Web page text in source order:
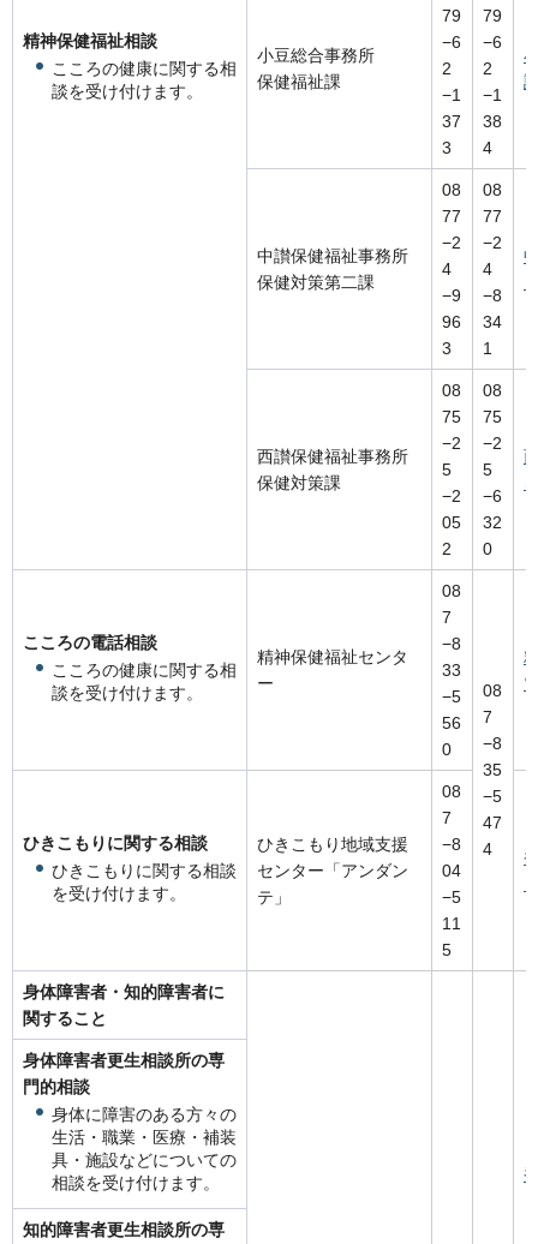
精神保健福祉相談
こころの健康に関する相
談を受け付けます。
小豆総合事務所
保健福祉課
79
−6
2
−1
37
3
79
−6
2
−1
38
4
中讃保健福祉事務所
保健対策第二課
08
77
−2
4
−9
96
3
08
77
−2
4
−8
34
1
西讃保健福祉事務所
保健対策課
08
75
−2
5
−2
05
2
08
75
−2
5
−6
32
0
こころの電話相談
こころの健康に関する相
談を受け付けます。
精神保健福祉センタ
ー
08
7
−8
33
−5
56
0
08
7
−8
35
−5
47
4
ひきこもりに関する相談
ひきこもりに関する相談
を受け付けます。
ひきこもり地域支援
センター「アンダン
テ」
08
7
−8
04
−5
11
5
身体障害者・知的障害者に
関すること
身体障害者更生相談所の専
門的相談
身体に障害のある方々の
生活・職業・医療・補装
具・施設などについての
相談を受け付けます。
知的障害者更生相談所の専